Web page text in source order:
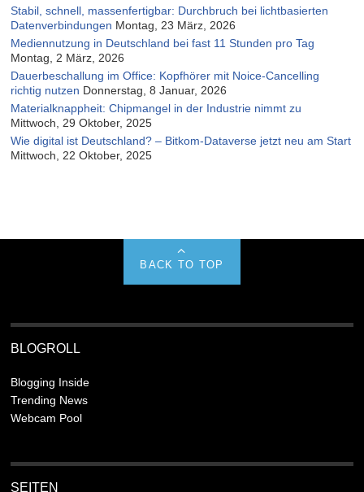
Stabil, schnell, massenfertigbar: Durchbruch bei lichtbasierten
Datenverbindungen Montag, 23 März, 2026
Mediennutzung in Deutschland bei fast 11 Stunden pro Tag
Montag, 2 März, 2026
Dauerbeschallung im Office: Kopfhörer mit Noice-Cancelling
richtig nutzen Donnerstag, 8 Januar, 2026
Materialknappheit: Chipmangel in der Industrie nimmt zu
Mittwoch, 29 Oktober, 2025
Wie digital ist Deutschland? – Bitkom-Dataverse jetzt neu am Start
Mittwoch, 22 Oktober, 2025
BACK TO TOP
BLOGROLL
Blogging Inside
Trending News
Webcam Pool
SEITEN